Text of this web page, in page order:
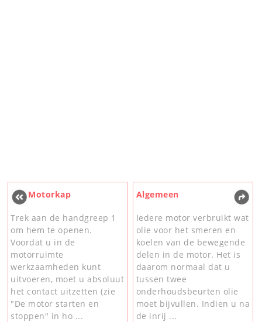
Motorkap
Trek aan de handgreep 1
om hem te openen.
Voordat u in de
motorruimte
werkzaamheden kunt
uitvoeren, moet u absoluut
het contact uitzetten (zie
"De motor starten en
stoppen" in ho ...
Algemeen
Iedere motor verbruikt wat
olie voor het smeren en
koelen van de bewegende
delen in de motor. Het is
daarom normaal dat u
tussen twee
onderhoudsbeurten olie
moet bijvullen. Indien u na
de inrij ...